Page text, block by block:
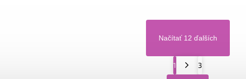
Načítať 12 ďalších
1 3